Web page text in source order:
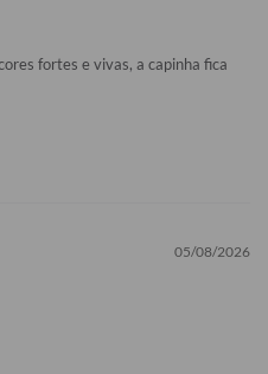
fortes e vivas, a capinha fica
05/08/2026